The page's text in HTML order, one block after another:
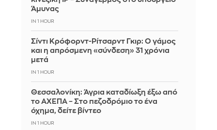
Άμυνας
IN 1 HOUR
Σίντι Κρόφορντ-Ρίτσαρντ Γκιρ: Ο γάμος
και η απρόσμενη «σύνδεση» 31 χρόνια
μετά
IN 1 HOUR
Θεσσαλονίκη: Άγρια καταδίωξη έξω από
το ΑΧΕΠΑ – Στο πεζοδρόμιο το ένα
όχημα, δείτε βίντεο
IN 1 HOUR